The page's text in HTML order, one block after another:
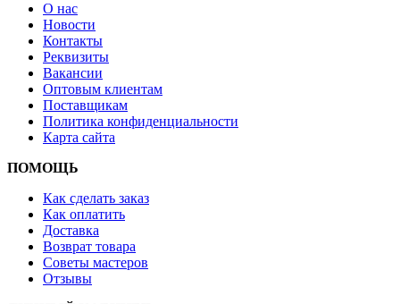
О нас
Новости
Контакты
Реквизиты
Вакансии
Оптовым клиентам
Поставщикам
Политика конфиденциальности
Карта сайта
ПОМОЩЬ
Как сделать заказ
Как оплатить
Доставка
Возврат товара
Советы мастеров
Отзывы